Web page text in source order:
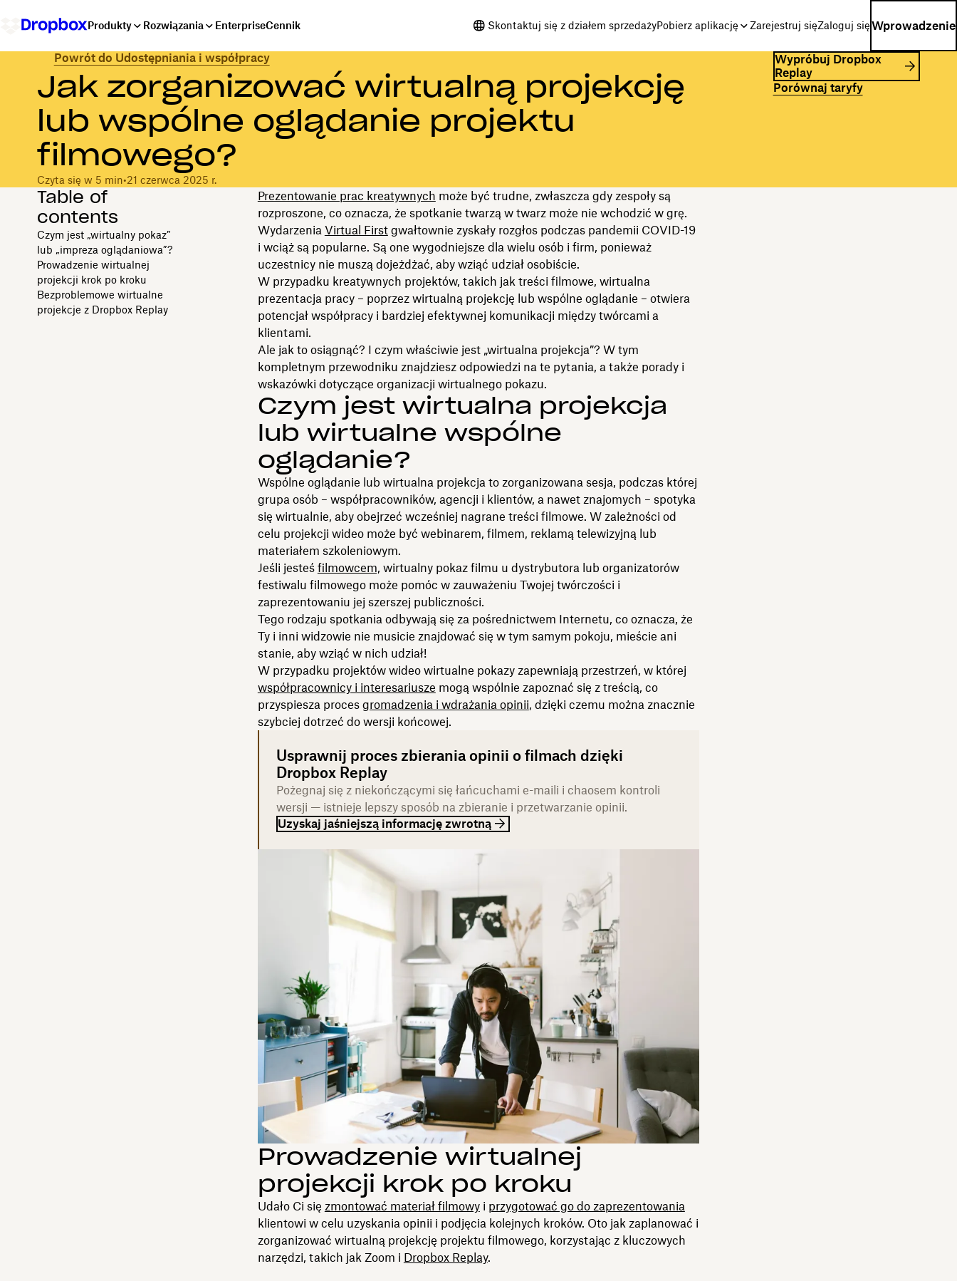
Produkty Rozwiązania EnterpriseCennik Skontaktuj się z działem sprzedażyPobierz aplikację Zarejestruj sięZaloguj sięWprowadzenie
Powrót do Udostępniania i współpracy
Jak zorganizować wirtualną projekcję
lub wspólne oglądanie projektu
filmowego?
Czyta się w 5 min•21 czerwca 2025 r.
Wypróbuj Dropbox
Replay
Porównaj taryfy
Table of
contents
Czym jest „wirtualny pokaz”
lub „impreza oglądaniowa”?
Prowadzenie wirtualnej
projekcji krok po kroku
Bezproblemowe wirtualne
projekcje z Dropbox Replay
Prezentowanie prac kreatywnych może być trudne, zwłaszcza gdy zespoły są
rozproszone, co oznacza, że spotkanie twarzą w twarz może nie wchodzić w grę.
Wydarzenia Virtual Firstgwałtownie zyskały rozgłos podczas pandemii COVID-19
i wciąż są popularne. Są one wygodniejsze dla wielu osób i firm, ponieważ
uczestnicy nie muszą dojeżdżać, aby wziąć udział osobiście.
W przypadku kreatywnych projektów, takich jak treści filmowe, wirtualna
prezentacja pracy – poprzez wirtualną projekcję lub wspólne oglądanie – otwiera
potencjał współpracy i bardziej efektywnej komunikacji między twórcami a
klientami.
Ale jak to osiągnąć? I czym właściwie jest „wirtualna projekcja”? W tym
kompletnym przewodniku znajdziesz odpowiedzi na te pytania, a także porady i
wskazówki dotyczące organizacji wirtualnego pokazu.
Czym jest wirtualna projekcja
lub wirtualne wspólne
oglądanie?
Wspólne oglądanie lub wirtualna projekcja to zorganizowana sesja, podczas której
grupa osób – współpracowników, agencji i klientów, a nawet znajomych – spotyka
się wirtualnie, aby obejrzeć wcześniej nagrane treści filmowe. W zależności od
celu projekcji wideo może być webinarem, filmem, reklamą telewizyjną lub
materiałem szkoleniowym.
Jeśli jesteś filmowcem, wirtualny pokaz filmu u dystrybutora lub organizatorów
festiwalu filmowego może pomóc w zauważeniu Twojej twórczości i
zaprezentowaniu jej szerszej publiczności.
Tego rodzaju spotkania odbywają się za pośrednictwem Internetu, co oznacza, że
Ty i inni widzowie nie musicie znajdować się w tym samym pokoju, mieście ani
stanie, aby wziąć w nich udział!
W przypadku projektów wideo wirtualne pokazy zapewniają przestrzeń, w której
współpracownicy i interesariusze mogą wspólnie zapoznać się z treścią, co
przyspiesza proces gromadzenia i wdrażania opinii, dzięki czemu można znacznie
szybciej dotrzeć do wersji końcowej.
Usprawnij proces zbierania opinii o filmach dzięki
Dropbox Replay
Pożegnaj się z niekończącymi się łańcuchami e-maili i chaosem kontroli
wersji — istnieje lepszy sposób na zbieranie i przetwarzanie opinii.
Uzyskaj jaśniejszą informację zwrotną
Prowadzenie wirtualnej
projekcji krok po kroku
Udało Ci się zmontować materiał filmowyi przygotować go do zaprezentowania
klientowi w celu uzyskania opinii i podjęcia kolejnych kroków. Oto jak zaplanować i
zorganizować wirtualną projekcję projektu filmowego, korzystając z kluczowych
narzędzi, takich jak Zoom i Dropbox Replay.